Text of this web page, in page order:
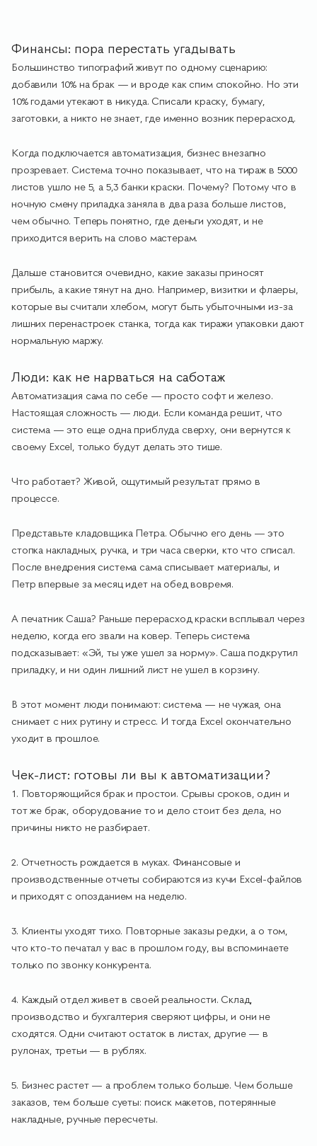
Финансы: пора перестать угадывать
Большинство типографий живут по одному сценарию:
добавили 10% на брак — и вроде как спим спокойно. Но эти
10% годами утекают в никуда. Списали краску, бумагу,
заготовки, а никто не знает, где именно возник перерасход.
Когда подключается автоматизация, бизнес внезапно
прозревает. Система точно показывает, что на тираж в 5000
листов ушло не 5, а 5,3 банки краски. Почему? Потому что в
ночную смену приладка заняла в два раза больше листов,
чем обычно. Теперь понятно, где деньги уходят, и не
приходится верить на слово мастерам.
Дальше становится очевидно, какие заказы приносят
прибыль, а какие тянут на дно. Например, визитки и флаеры,
которые вы считали хлебом, могут быть убыточными из-за
лишних перенастроек станка, тогда как тиражи упаковки дают
нормальную маржу.
Люди: как не нарваться на саботаж
Автоматизация сама по себе — просто софт и железо.
Настоящая сложность — люди. Если команда решит, что
система — это еще одна приблуда сверху, они вернутся к
своему Excel, только будут делать это тише.
Что работает? Живой, ощутимый результат прямо в
процессе.
Представьте кладовщика Петра. Обычно его день — это
стопка накладных, ручка, и три часа сверки, кто что списал.
После внедрения система сама списывает материалы, и
Петр впервые за месяц идет на обед вовремя.
А печатник Саша? Раньше перерасход краски всплывал через
неделю, когда его звали на ковер. Теперь система
подсказывает: «Эй, ты уже ушел за норму». Саша подкрутил
приладку, и ни один лишний лист не ушел в корзину.
В этот момент люди понимают: система — не чужая, она
снимает с них рутину и стресс. И тогда Excel окончательно
уходит в прошлое.
Чек-лист: готовы ли вы к автоматизации?
1. Повторяющийся брак и простои. Срывы сроков, один и
тот же брак, оборудование то и дело стоит без дела, но
причины никто не разбирает.
2. Отчетность рождается в муках. Финансовые и
производственные отчеты собираются из кучи Excel-файлов
и приходят с опозданием на неделю.
3. Клиенты уходят тихо. Повторные заказы редки, а о том,
что кто-то печатал у вас в прошлом году, вы вспоминаете
только по звонку конкурента.
4. Каждый отдел живет в своей реальности. Склад,
производство и бухгалтерия сверяют цифры, и они не
сходятся. Одни считают остаток в листах, другие — в
рулонах, третьи — в рублях.
5. Бизнес растет — а проблем только больше. Чем больше
заказов, тем больше суеты: поиск макетов, потерянные
накладные, ручные пересчеты.